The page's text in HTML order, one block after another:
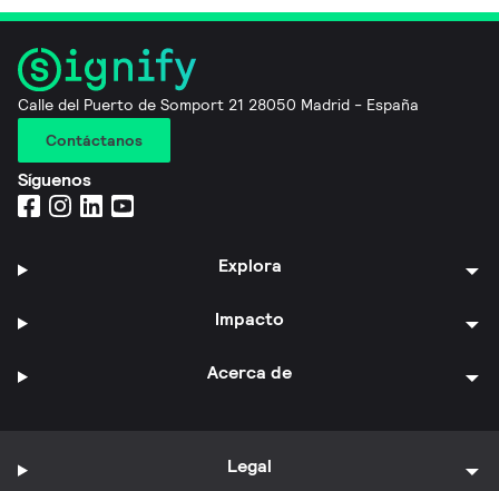
Calle del Puerto de Somport 21 28050 Madrid - España
Contáctanos
Síguenos
Explora
Impacto
Acerca de
Legal